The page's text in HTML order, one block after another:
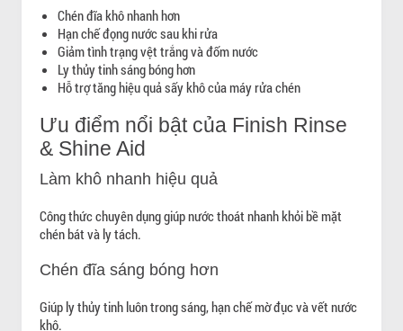
Chén đĩa khô nhanh hơn
Hạn chế đọng nước sau khi rửa
Giảm tình trạng vệt trắng và đốm nước
Ly thủy tinh sáng bóng hơn
Hỗ trợ tăng hiệu quả sấy khô của máy rửa chén
Ưu điểm nổi bật của Finish Rinse
& Shine Aid
Làm khô nhanh hiệu quả
Công thức chuyên dụng giúp nước thoát nhanh khỏi bề mặt
chén bát và ly tách.
Chén đĩa sáng bóng hơn
Giúp ly thủy tinh luôn trong sáng, hạn chế mờ đục và vết nước
khô.